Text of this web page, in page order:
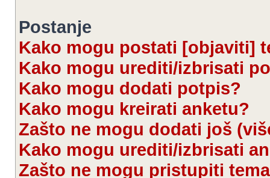
Postanje
Kako mogu postati [objaviti]
Kako mogu urediti/izbrisati
Kako mogu dodati potpis?
Kako mogu kreirati anketu?
Zašto ne mogu dodati još
Kako mogu urediti/izbrisati
Zašto ne mogu pristupiti